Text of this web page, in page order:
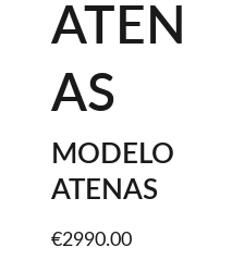
ATEN
AS
MODELO
ATENAS
€2990.00